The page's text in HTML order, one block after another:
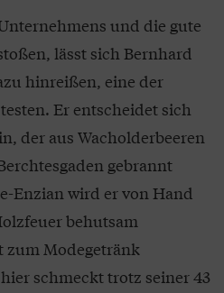
und die gute
lässt sich Bernhard
hinreißen, eine der
Er entscheidet sich
der aus Wacholderbeeren
gebrannt
Enzian wird er von Hand
behutsam
zum Modegetränk
schmeckt trotz seiner 43